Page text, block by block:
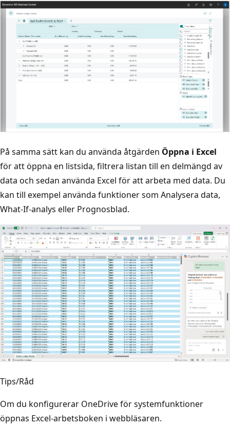
På samma sätt kan du använda åtgärden Öppna i Excel
för att öppna en listsida, filtrera listan till en delmängd av
data och sedan använda Excel för att arbeta med data. Du
kan till exempel använda funktioner som Analysera data,
What-If-analys eller Prognosblad.
Tips/Råd
Om du konfigurerar OneDrive för systemfunktioner
öppnas Excel-arbetsboken i webbläsaren.